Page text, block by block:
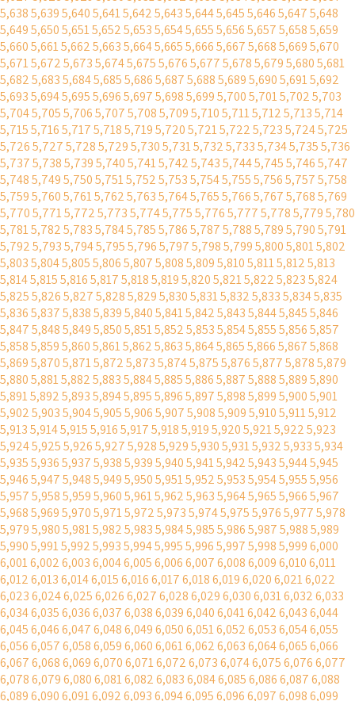
5,6385,6395,6405,6415,6425,6435,6445,6455,6465,6475,648
5,6495,6505,6515,6525,6535,6545,6555,6565,6575,6585,659
5,6605,6615,6625,6635,6645,6655,6665,6675,6685,6695,670
5,6715,6725,6735,6745,6755,6765,6775,6785,6795,6805,681
5,6825,6835,6845,6855,6865,6875,6885,6895,6905,6915,692
5,6935,6945,6955,6965,6975,6985,6995,7005,7015,7025,703
5,7045,7055,7065,7075,7085,7095,7105,7115,7125,7135,714
5,7155,7165,7175,7185,7195,7205,7215,7225,7235,7245,725
5,7265,7275,7285,7295,7305,7315,7325,7335,7345,7355,736
5,7375,7385,7395,7405,7415,7425,7435,7445,7455,7465,747
5,7485,7495,7505,7515,7525,7535,7545,7555,7565,7575,758
5,7595,7605,7615,7625,7635,7645,7655,7665,7675,7685,769
5,7705,7715,7725,7735,7745,7755,7765,7775,7785,7795,780
5,7815,7825,7835,7845,7855,7865,7875,7885,7895,7905,791
5,7925,7935,7945,7955,7965,7975,7985,7995,8005,8015,802
5,8035,8045,8055,8065,8075,8085,8095,8105,8115,8125,813
5,8145,8155,8165,8175,8185,8195,8205,8215,8225,8235,824
5,8255,8265,8275,8285,8295,8305,8315,8325,8335,8345,835
5,8365,8375,8385,8395,8405,8415,8425,8435,8445,8455,846
5,8475,8485,8495,8505,8515,8525,8535,8545,8555,8565,857
5,8585,8595,8605,8615,8625,8635,8645,8655,8665,8675,868
5,8695,8705,8715,8725,8735,8745,8755,8765,8775,8785,879
5,8805,8815,8825,8835,8845,8855,8865,8875,8885,8895,890
5,8915,8925,8935,8945,8955,8965,8975,8985,8995,9005,901
5,9025,9035,9045,9055,9065,9075,9085,9095,9105,9115,912
5,9135,9145,9155,9165,9175,9185,9195,9205,9215,9225,923
5,9245,9255,9265,9275,9285,9295,9305,9315,9325,9335,934
5,9355,9365,9375,9385,9395,9405,9415,9425,9435,9445,945
5,9465,9475,9485,9495,9505,9515,9525,9535,9545,9555,956
5,9575,9585,9595,9605,9615,9625,9635,9645,9655,9665,967
5,9685,9695,9705,9715,9725,9735,9745,9755,9765,9775,978
5,9795,9805,9815,9825,9835,9845,9855,9865,9875,9885,989
5,9905,9915,9925,9935,9945,9955,9965,9975,9985,9996,000
6,0016,0026,0036,0046,0056,0066,0076,0086,0096,0106,011
6,0126,0136,0146,0156,0166,0176,0186,0196,0206,0216,022
6,0236,0246,0256,0266,0276,0286,0296,0306,0316,0326,033
6,0346,0356,0366,0376,0386,0396,0406,0416,0426,0436,044
6,0456,0466,0476,0486,0496,0506,0516,0526,0536,0546,055
6,0566,0576,0586,0596,0606,0616,0626,0636,0646,0656,066
6,0676,0686,0696,0706,0716,0726,0736,0746,0756,0766,077
6,0786,0796,0806,0816,0826,0836,0846,0856,0866,0876,088
6,0896,0906,0916,0926,0936,0946,0956,0966,0976,0986,099